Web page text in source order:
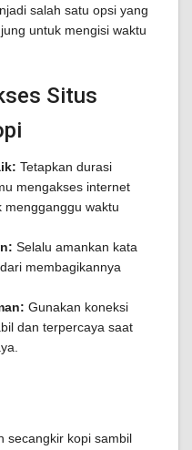
salah satu opsi yang
untuk mengisi waktu
Situs
Tetapkan durasi
mengakses internet
mengganggu waktu
Selalu amankan kata
membagikannya
Gunakan koneksi
dan terpercaya saat
secangkir kopi sambil